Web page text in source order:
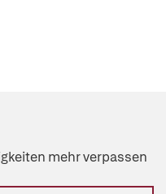
mehr verpassen